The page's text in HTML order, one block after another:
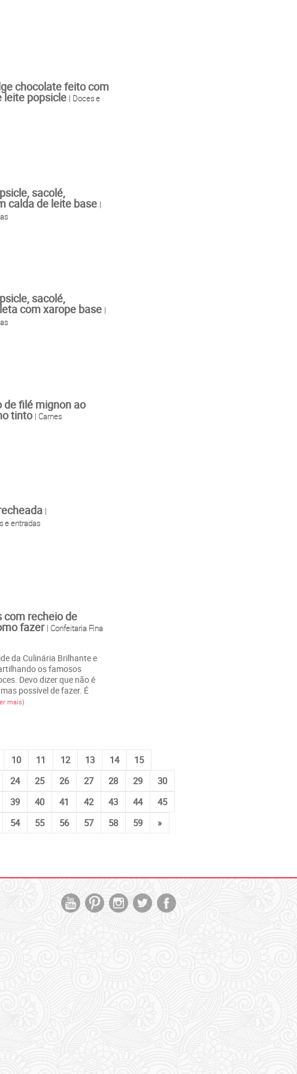
chocolate feito com
leite popsicle | Doces e
sacolé,
calda de leite base |
sacolé,
com xarope base |
de filé mignon ao
tinto | Carnes
|
e entradas
com recheio de
fazer | Confeitaria Fina
da Culinária Brilhante e
os famosos
Devo dizer que não é
possível de fazer. É
mais)
10 11 12 13 14
15
24 25 26 27 28 29
30
39 40 41 42 43 44
45
54 55 56 57 58 59 »